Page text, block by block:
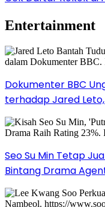
Entertainment
Dokumenter BBC
terhadap Jared
Seo Su Min Tetap
Bintang Drama